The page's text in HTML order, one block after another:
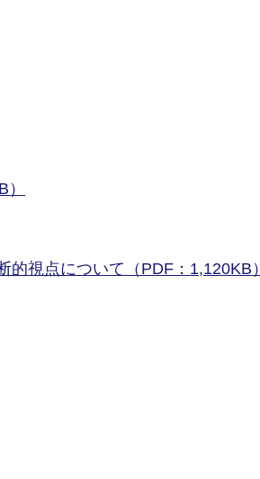
視点について（PDF：1,120KB）